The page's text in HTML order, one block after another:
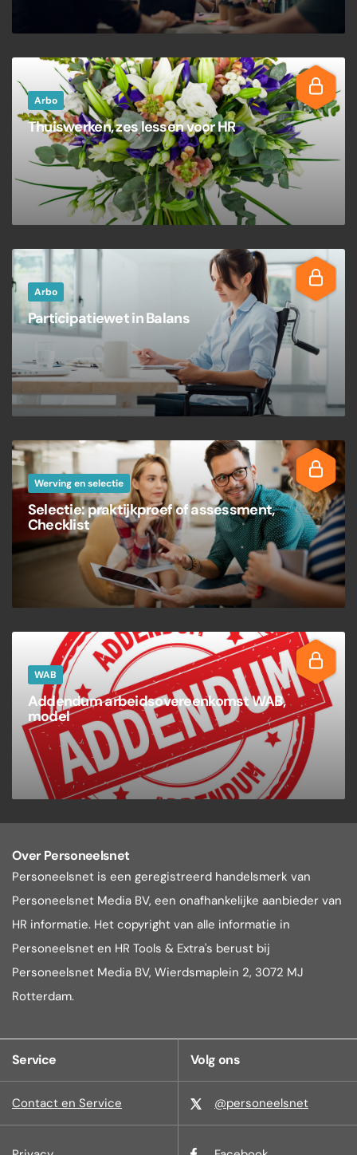
Arbo
Thuiswerken, zes lessen voor HR
Arbo
Participatiewet in Balans
Werving en selectie
Selectie: praktijkproef of assessment,
Checklist
WAB
Addendum arbeidsovereenkomst WAB,
model
Over Personeelsnet
Personeelsnet is een geregistreerd handelsmerk van
Personeelsnet Media BV, een onafhankelijke aanbieder van
HR informatie. Het copyright van alle informatie in
Personeelsnet en HR Tools & Extra's berust bij
Personeelsnet Media BV, Wierdsmaplein 2, 3072 MJ
Rotterdam.
Service
Contact en Service
Volg ons
@personeelsnet